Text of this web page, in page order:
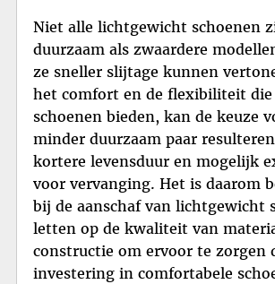
Niet alle lichtgewicht schoenen
duurzaam als zwaardere
ze sneller slijtage kunnen
het comfort en de flexibiliteit
schoenen bieden, kan de keuze
minder duurzaam paar
kortere levensduur en mogelijk
voor vervanging. Het is daarom
bij de aanschaf van lichtgewicht
letten op de kwaliteit van
constructie om ervoor te zorgen
investering in comfortabele